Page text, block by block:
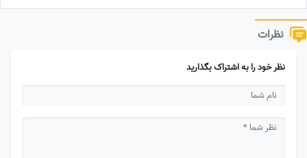
نظرات
نظر خود را به اشتراک بگذارید